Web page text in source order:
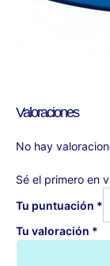
Valoraciones
No hay
Sé el primero en
Tu puntuación *
Tu valoración *